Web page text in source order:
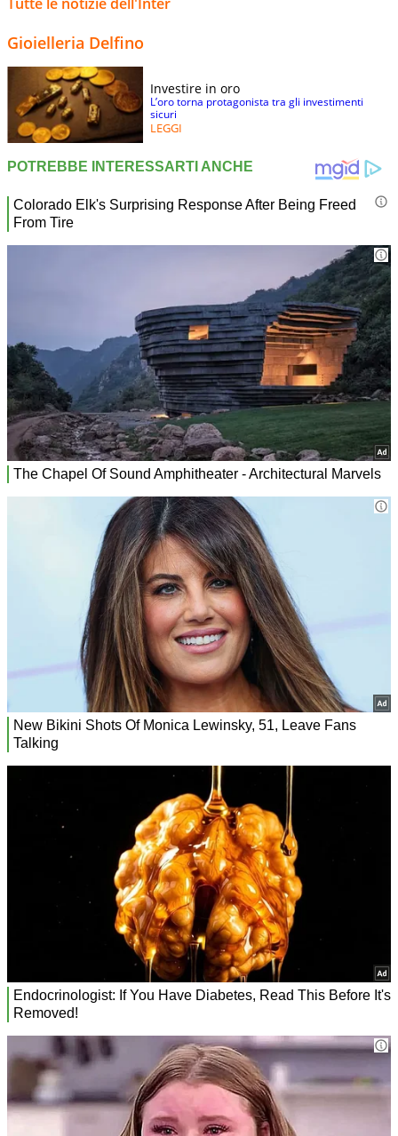
Gioielleria Delfino
Investire in oro
L’oro torna protagonista tra gli investimenti
sicuri
LEGGI